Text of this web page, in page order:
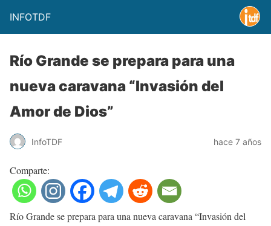
INFOTDF
Río Grande se prepara para una
nueva caravana “Invasión del
Amor de Dios”
InfoTDF hace 7 años
Comparte:
Río Grande se prepara para una nueva caravana “Invasión del